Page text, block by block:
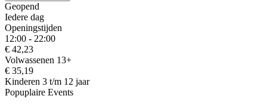
Geopend
Iedere dag
Openingstijden
12:00 - 22:00
€ 42,23
Volwassenen 13+
€ 35,19
Kinderen 3 t/m 12 jaar
Popuplaire Events